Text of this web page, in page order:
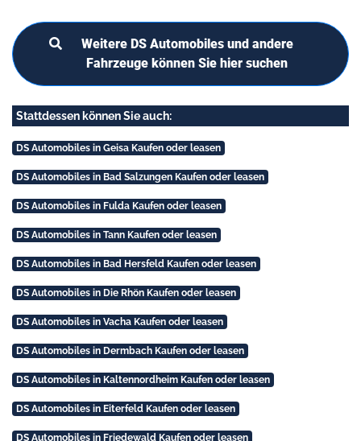
Weitere DS Automobiles und andere
Fahrzeuge können Sie hier suchen
Stattdessen können Sie auch:
DS Automobiles in Geisa Kaufen oder leasen
DS Automobiles in Bad Salzungen Kaufen oder leasen
DS Automobiles in Fulda Kaufen oder leasen
DS Automobiles in Tann Kaufen oder leasen
DS Automobiles in Bad Hersfeld Kaufen oder leasen
DS Automobiles in Die Rhön Kaufen oder leasen
DS Automobiles in Vacha Kaufen oder leasen
DS Automobiles in Dermbach Kaufen oder leasen
DS Automobiles in Kaltennordheim Kaufen oder leasen
DS Automobiles in Eiterfeld Kaufen oder leasen
DS Automobiles in Friedewald Kaufen oder leasen